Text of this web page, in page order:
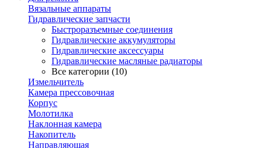
Вязальные аппараты
Гидравлические запчасти
Быстроразъемные соединения
Гидравлические аккумуляторы
Гидравлические аксессуары
Гидравлические масляные радиаторы
Все категории (10)
Измельчитель
Камера прессовочная
Корпус
Молотилка
Наклонная камера
Накопитель
Направляющая